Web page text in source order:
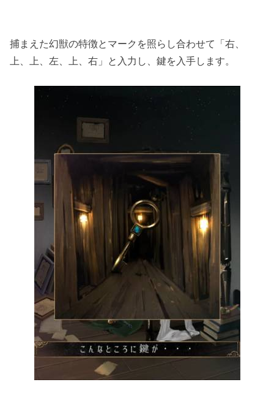
捕まえた幻獣の特徴とマークを照らし合わせて「右、
上、上、左、上、右」と入力し、鍵を入手します。